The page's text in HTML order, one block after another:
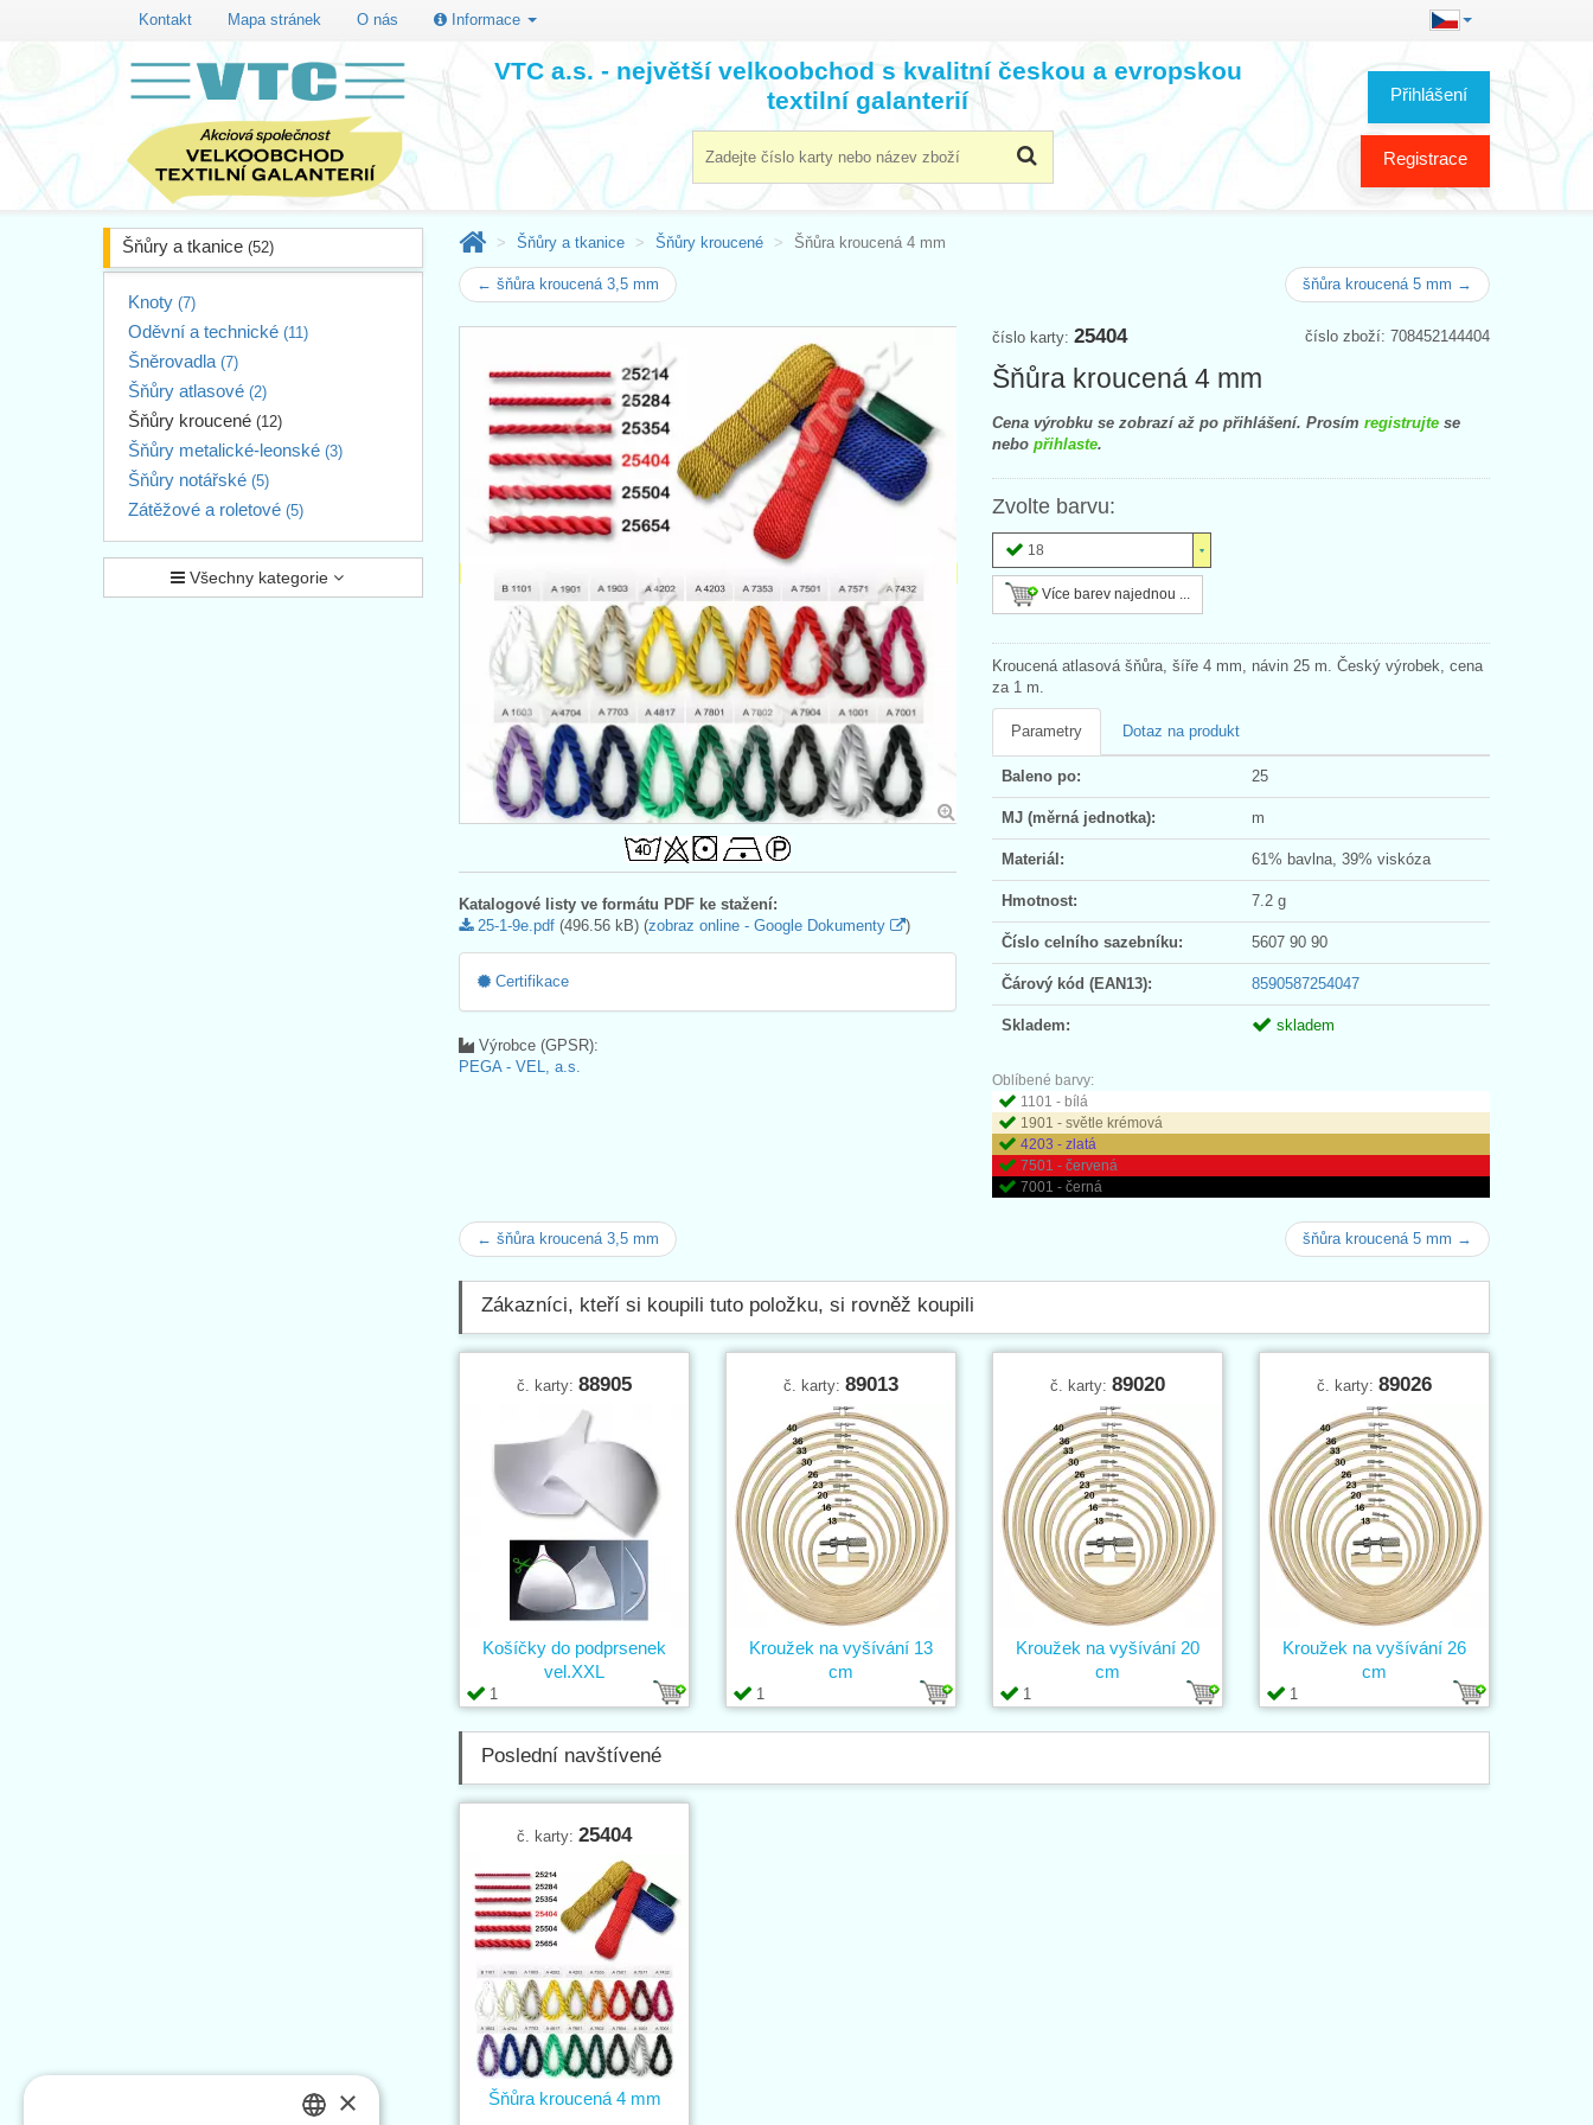
Kontakt Mapa stránek O nás Informace
Přihlášení
Registrace
VTC a.s. - největší velkoobchod s kvalitní českou a evropskou
textilní galanterií
Šňůry a tkanice (52)
Knoty (7)
Oděvní a technické (11)
Šněrovadla (7)
Šňůry atlasové (2)
Šňůry kroucené (12)
Šňůry metalické-leonské (3)
Šňůry notářské (5)
Zátěžové a roletové (5)
Všechny kategorie
Šňůry a tkanice Šňůry kroucené Šňůra kroucená 4 mm
← šňůra kroucená 3,5 mm šňůra kroucená 5 mm →
číslo zboží: 708452144404
číslo karty: 25404
Šňůra kroucená 4 mm
Cena výrobku se zobrazí až po přihlášení. Prosím registrujte se
nebo přihlaste.
Zvolte barvu:
18
Více barev najednou ...
Kroucená atlasová šňůra, šíře 4 mm, návin 25 m. Český výrobek, cena
za 1 m.
Parametry Dotaz na produkt
Baleno po: 25
MJ (měrná jednotka): m
Materiál: 61% bavlna, 39% viskóza
Hmotnost: 7.2 g
Číslo celního sazebníku: 5607 90 90
Čárový kód (EAN13): 8590587254047
Skladem: skladem
Oblíbené barvy:
1101 - bílá
1901 - světle krémová
4203 - zlatá
7501 - červená
7001 - černá
Katalogové listy ve formátu PDF ke stažení:
25-1-9e.pdf (496.56 kB) (zobraz online - Google Dokumenty )
Certifikace
Výrobce (GPSR):
PEGA - VEL, a.s.
← šňůra kroucená 3,5 mm šňůra kroucená 5 mm →
Zákazníci, kteří si koupili tuto položku, si rovněž koupili
č. karty: 88905
1
Košíčky do podprsenek
vel.XXL
č. karty: 89013
1
Kroužek na vyšívání 13
cm
č. karty: 89020
1
Kroužek na vyšívání 20
cm
č. karty: 89026
1
Kroužek na vyšívání 26
cm
Poslední navštívené
č. karty: 25404
Šňůra kroucená 4 mm
×